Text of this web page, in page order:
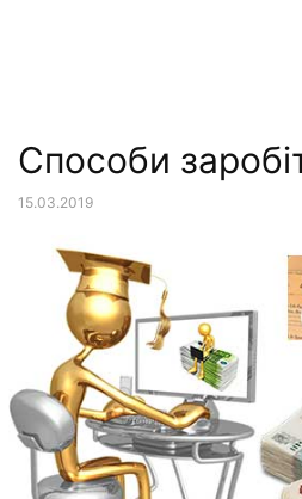
Способи
15.03.2019